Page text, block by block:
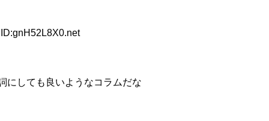
にしても良いようなコラムだな